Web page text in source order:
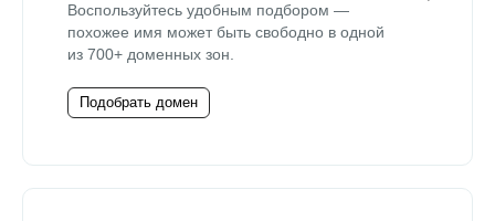
Воспользуйтесь удобным подбором —
похожее имя может быть свободно в одной
из 700+ доменных зон.
Подобрать домен